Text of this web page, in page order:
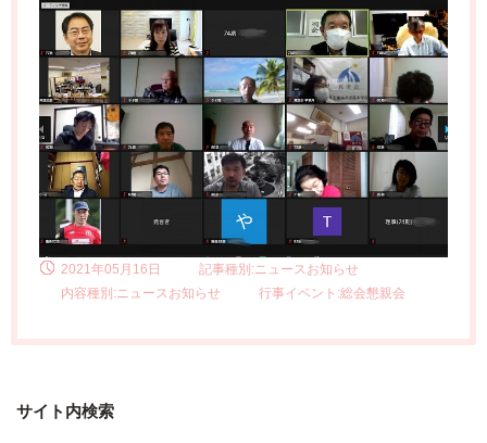
2021年05月16日
記事種別:ニュースお知らせ
内容種別:ニュースお知らせ
行事イベント:総会懇親会
サイト内検索